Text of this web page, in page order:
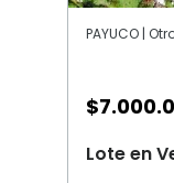
PAYUCO |
$
Lote en